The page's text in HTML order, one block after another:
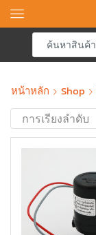
หน้าหลัก Shop